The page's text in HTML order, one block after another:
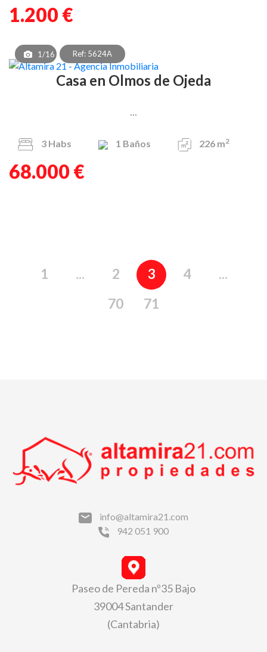
1.200 €
1/16 Ref: 5624A
Casa en Olmos de Ojeda
...
3 Habs 1 Baños 226 m2
68.000 €
1 ... 2 3 4
...
70
71
info@altamira21.com
942 051 900
Paseo de Pereda nº35 Bajo
39004 Santander
(Cantabria)